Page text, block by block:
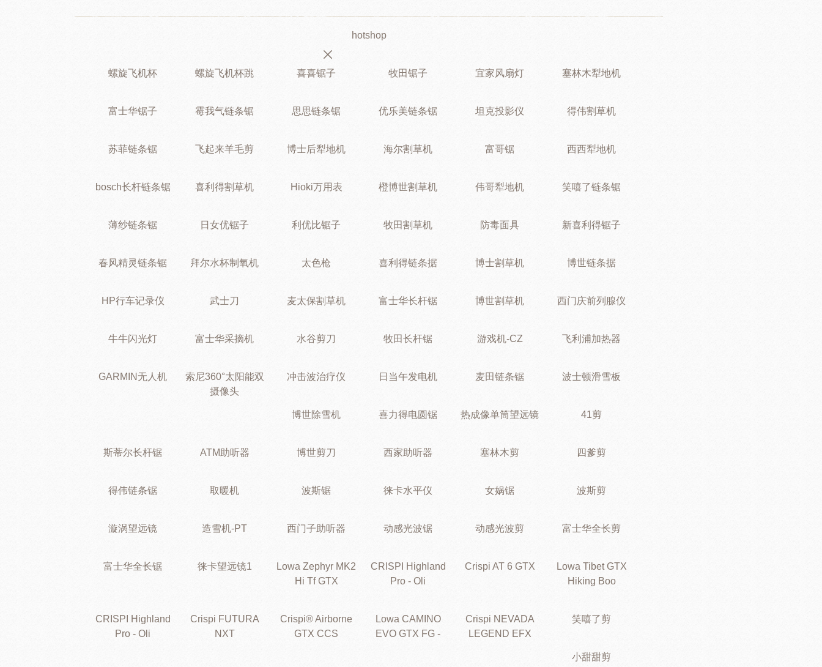
hotshop
螺旋飞机杯 螺旋飞机杯跳 喜喜锯子 牧田锯子 宜家风扇灯 塞林木犁地机
富士华锯子 霉我气链条锯 思思链条锯 优乐美链条锯 坦克投影仪 得伟割草机
苏菲链条锯 飞起来羊毛剪 博士后犁地机 海尔割草机 富哥锯 西西犁地机
bosch长杆链条锯 喜利得割草机 Hioki万用表 橙博世割草机 伟哥犁地机 笑嘻了链条锯
薄纱链条锯 日女优锯子 利优比锯子 牧田割草机 防毒面具 新喜利得锯子
春风精灵链条锯 拜尔水杯制氧机 太色枪 喜利得链条据 博士割草机 博世链条据
HP行车记录仪 武士刀 麦太保割草机 富士华长杆锯 博世割草机 西门庆前列腺仪
牛牛闪光灯 富士华采摘机 水谷剪刀 牧田长杆锯 游戏机-CZ 飞利浦加热器
GARMIN无人机
索尼360°太阳能双
摄像头
冲击波治疗仪 日当午发电机 麦田链条锯 波士顿滑雪板
博世除雪机 喜力得电圆锯 热成像单筒望远镜 41剪
斯蒂尔长杆锯 ATM助听器 博世剪刀 西家助听器 塞林木剪 四爹剪
得伟链条锯 取暖机 波斯锯 徕卡水平仪 女娲锯 波斯剪
漩涡望远镜 造雪机-PT 西门子助听器 动感光波锯 动感光波剪 富士华全长剪
富士华全长锯 徕卡望远镜1
Lowa Zephyr MK2
Hi Tf GTX
CRISPI Highland
Pro - Oli
Crispi AT 6 GTX
Lowa Tibet GTX
Hiking Boo
CRISPI Highland
Pro - Oli
Crispi FUTURA
NXT
Crispi® Airborne
GTX CCS
Lowa CAMINO
EVO GTX FG -
Crispi NEVADA
LEGEND EFX
笑嘻了剪
小甜甜剪